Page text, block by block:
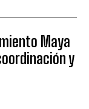
Maya
y